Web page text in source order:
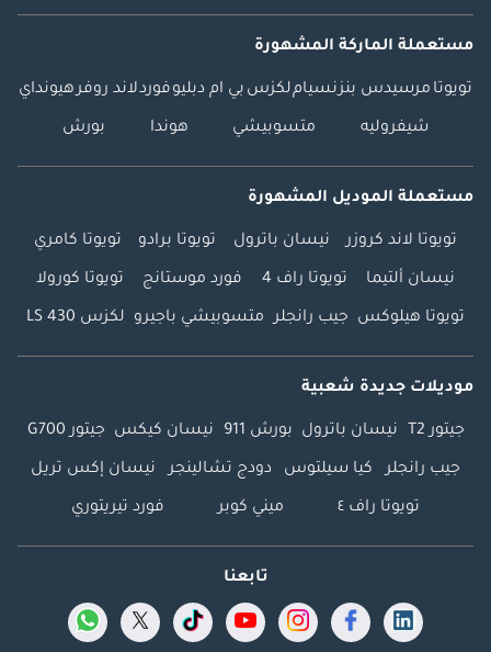
مستعملة الماركة المشهورة
تويوتا مرسيدس بنزنسياملكزس بي ام دبليوفوردلاند روفرهيونداي
شيفروليه متسوبيشي هوندا بورش
مستعملة الموديل المشهورة
تويوتا لاند كروزر نيسان باترول تويوتا برادو تويوتا كامري
نيسان ألتيما تويوتا راف 4 فورد موستانج تويوتا كورولا
تويوتا هيلوكس جيب رانجلر متسوبيشي باجيرو لكزس LS 430
موديلات جديدة شعبية
جيتور T2 نيسان باترول بورش 911 نيسان كيكس جيتور G700
جيب رانجلر كيا سيلتوس دودج تشالينجر نيسان إكس تريل
تويوتا راف ٤ ميني كوبر فورد تيريتوري
تابعنا